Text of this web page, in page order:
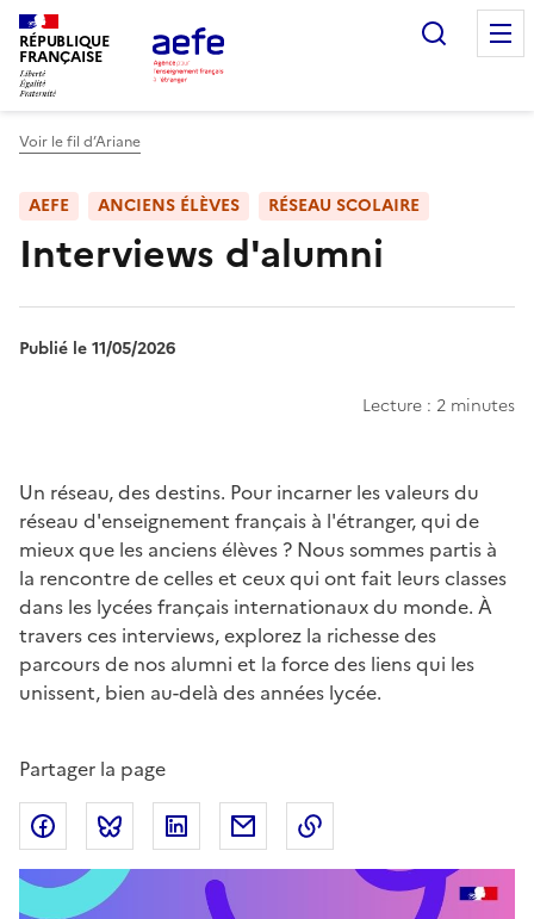
Aller
au
contenu
principal
RÉPUBLIQUE
FRANÇAISE
Voir le fil d’Ariane
AEFE ANCIENS ÉLÈVES RÉSEAU SCOLAIRE
Interviews d'alumni
Publié le 11/05/2026
Lecture : 2 minutes
Chapo
Un réseau, des destins. Pour incarner les valeurs du
réseau d'enseignement français à l'étranger, qui de
mieux que les anciens élèves ? Nous sommes partis à
la rencontre de celles et ceux qui ont fait leurs classes
dans les lycées français internationaux du monde. À
travers ces interviews, explorez la richesse des
parcours de nos alumni et la force des liens qui les
unissent, bien au-delà des années lycée.
Partager la page
Partager sur Facebook
Partager sur Bluesky
Partager sur LinkedIn
Partager par email